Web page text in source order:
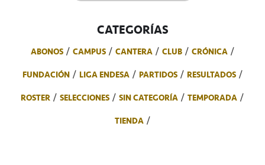
CATEGORÍAS
ABONOS CAMPUS CANTERA CLUB
CRÓNICA
FUNDACIÓN
LIGA ENDESA PARTIDOS
RESULTADOS
ROSTER
SELECCIONES SIN CATEGORÍA
TEMPORADA
TIENDA